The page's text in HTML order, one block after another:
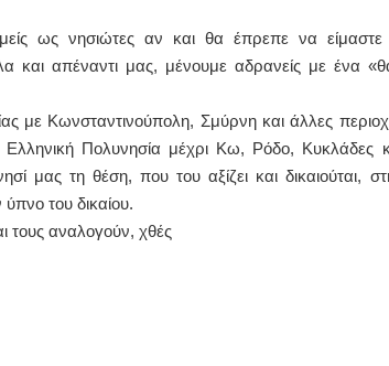
ως νησιώτες αν και θα έπρεπε να είμαστε
και απέναντι μας, μένουμε αδρανείς με ένα
με Κωνσταντινούπολη, Σμύρνη και άλλες
Πολυνησία μέχρι Κω, Ρόδο, Κυκλάδες
μας τη θέση, που του αξίζει και δικαιούται,
του δικαίου.
τους αναλογούν, χθές
ΙΩΑΝΝΗΣ Α. ΜΑΛΛΙΑΣ